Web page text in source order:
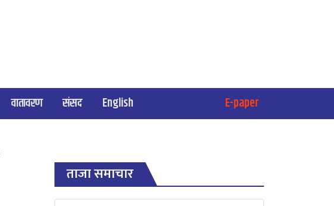
वातावरण संसद English E-paper
ताजा समाचार